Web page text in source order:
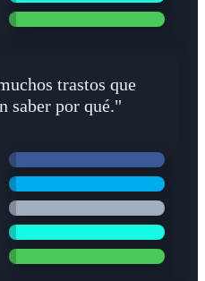
trastos que
saber por qué."